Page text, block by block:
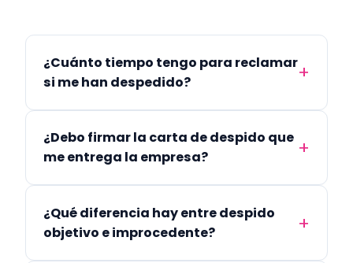
¿Cuánto tiempo tengo para reclamar
si me han despedido?
¿Debo firmar la carta de despido que
me entrega la empresa?
¿Qué diferencia hay entre despido
objetivo e improcedente?